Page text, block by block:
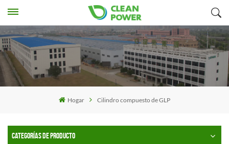
Hogar Cilindro compuesto de GLP
CATEGORÍAS DE PRODUCTO